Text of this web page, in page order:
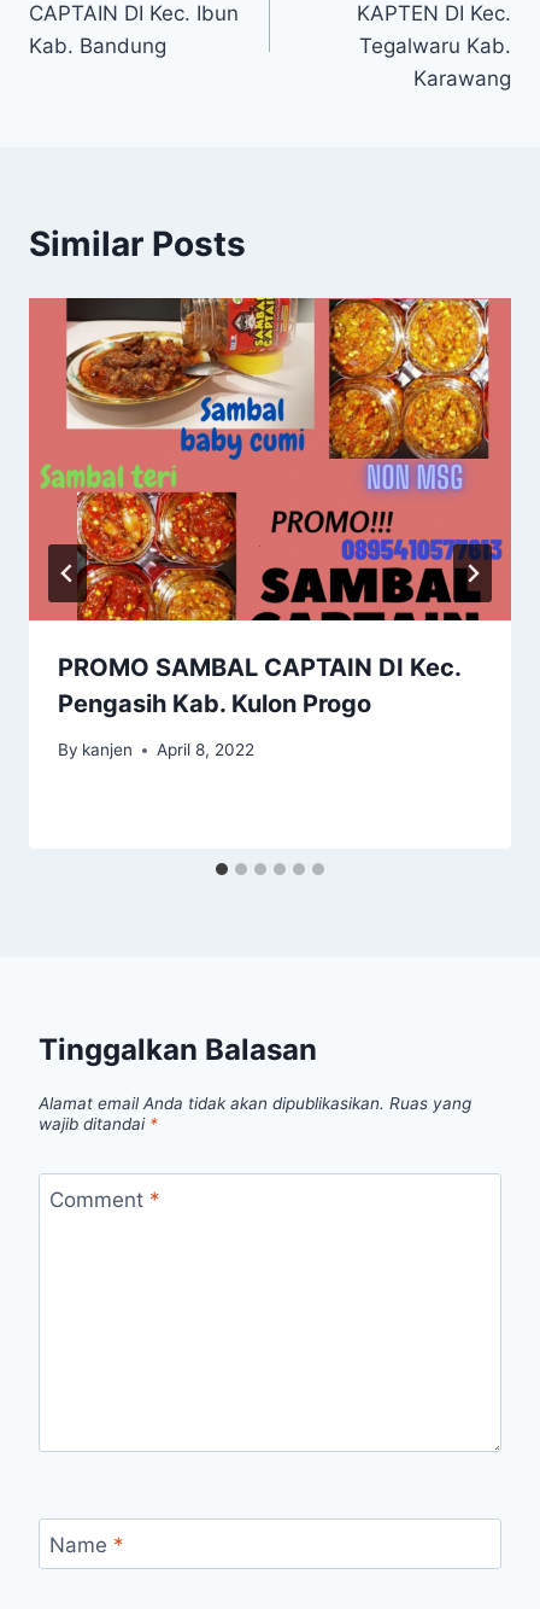
CAPTAIN DI Kec. Ibun
Kab. Bandung
KAPTEN DI Kec.
Tegalwaru Kab.
Karawang
Similar Posts
PROMO SAMBAL CAPTAIN DI Kec.
Pengasih Kab. Kulon Progo
By kanjen April 8, 2022
Tinggalkan Balasan
Alamat email Anda tidak akan dipublikasikan. Ruas yang
wajib ditandai *
Comment *
Name *